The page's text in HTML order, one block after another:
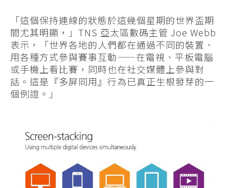
「這個保持連線的狀態於這幾個星期的世界盃期
間尤其明顯，」TNS 亞太區數碼主管 Joe Webb
表示，「世界各地的人們都在通過不同的裝置、
用各種方式參與賽事互動——在電視、平板電腦
或手機上看比賽，同時也在社交媒體上參與對
話。這是『多屏同用』行為已真正生根發芽的一
個例證。」